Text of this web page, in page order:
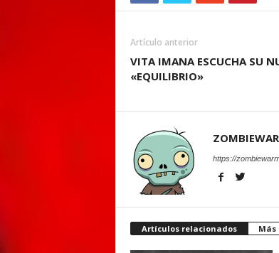
Artículo anterior
VITA IMANA ESCUCHA SU
«EQUILIBRIO»
https://
Artículos relacionados